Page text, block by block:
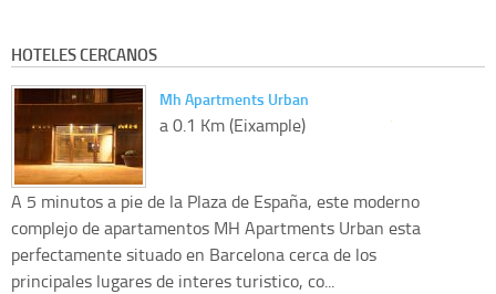
HOTELES CERCANOS
Mh Apartments Urban
a 0.1 Km (Eixample)
A 5 minutos a pie de la Plaza de España, este moderno
complejo de apartamentos MH Apartments Urban esta
perfectamente situado en Barcelona cerca de los
principales lugares de interes turistico, co...